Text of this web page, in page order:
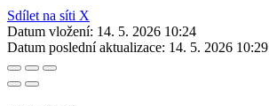
Sdílet na síti X
Datum vložení: 14. 5. 2026 10:24
Datum poslední aktualizace: 14. 5. 2026 10:29